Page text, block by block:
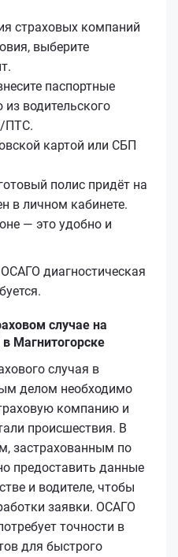
страховых компаний
выберите
паспортные
водительского
ПТС.
картой или СБП
полис придёт на
в личном кабинете.
— это удобно и
диагностическая
случае на
Магнитогорске
случая в
делом необходимо
компанию и
происшествия. В
застрахованным по
предоставить данные
и водителе, чтобы
заявки. ОСАГО
точности в
для быстрого